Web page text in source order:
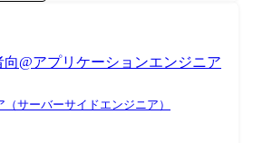
を止めないための段階的な機能追加や改善
構成を考慮した、スケーラブルな基本設計
インとした巨大な既存資産を、Windsurfや
トを駆使して効率的に解析・進化させる
ックエンド: PHP (5系/8系), Java,
向@アプリケーションエンジニア
サーバーサイドエンジニア）